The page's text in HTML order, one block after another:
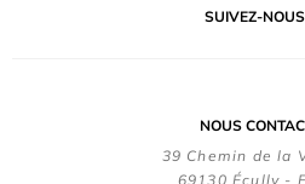
SUIVEZ-
NOUS
39 Chemin de la
69130 Écully -